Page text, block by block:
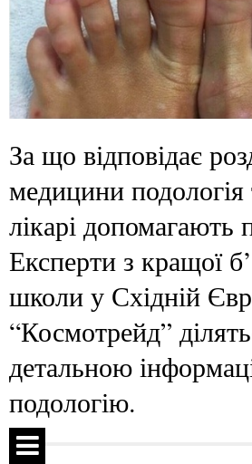
За що відповідає
медицини
лікарі допомагають
Експерти з кращої
школи у Східній
“Космотрейд”
детальною
подологію.